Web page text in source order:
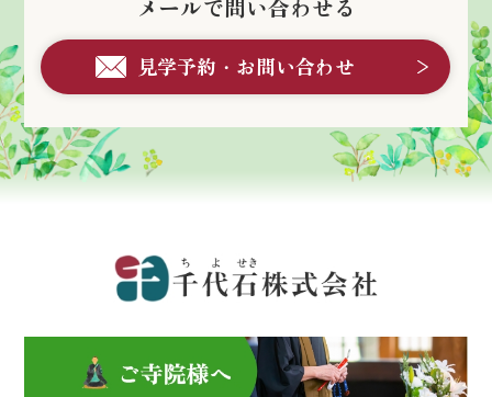
メールで問い合わせる
見学予約・お問い合わせ